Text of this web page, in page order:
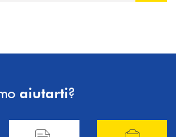
aiutarti?
delle filiali .
Hai bisogno di informazioni? Contattaci !
Hai bisogno di